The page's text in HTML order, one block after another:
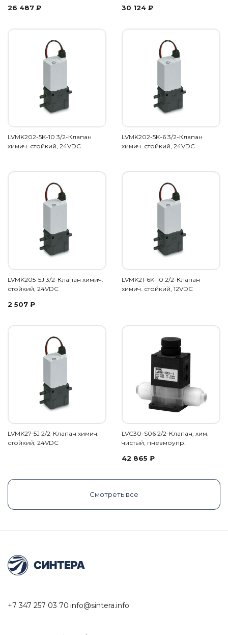
26 487 ₽ 30 124 ₽
LVMK202-5K-10 3/2-Клапан
химич. стойкий, 24VDC
LVMK202-5K-6 3/2-Клапан
химич. стойкий, 24VDC
LVMK205-5J 3/2-Клапан химич.
стойкий, 24VDC
2 507 ₽
LVMK21-6K-10 2/2-Клапан
химич. стойкий, 12VDC
LVMK27-5J 2/2-Клапан химич.
стойкий, 24VDC
LVC30-S06 2/2-Клапан, хим.
чистый, пневмоупр.
42 865 ₽
Смотреть все
+7 347 257 03 70 info@sintera.info